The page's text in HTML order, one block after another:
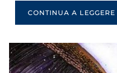
CONTINUA A LEGGERE